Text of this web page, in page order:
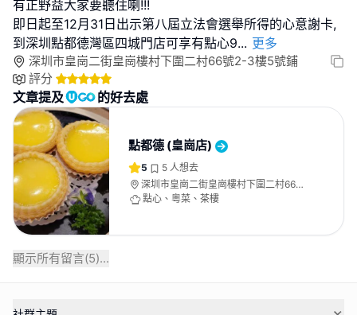
有正野益大家要聽住喇!!!
即日起至12月31日出示第八屆立法會選舉所得的心意謝卡,
到深圳點都德灣區四城門店可享有點心9... 更多
深圳市皇崗二街皇崗樓村下圍二村66號2-3樓5號鋪
評分
文章提及 的好去處
點都德 (皇崗店)
5 5 人想去
深圳市皇崗二街皇崗樓村下圍二村66號
2-3樓5號鋪
點心、粵菜、茶樓
顯示所有留言(5)...